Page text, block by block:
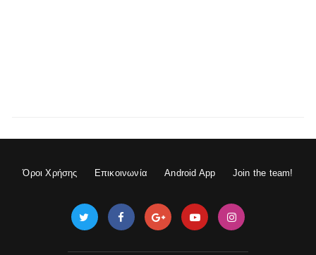
Όροι Χρήσης Επικοινωνία Android App Join the team!